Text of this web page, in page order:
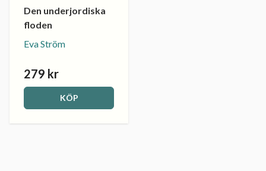
Den underjordiska
floden
Eva Ström
279 kr
KÖP